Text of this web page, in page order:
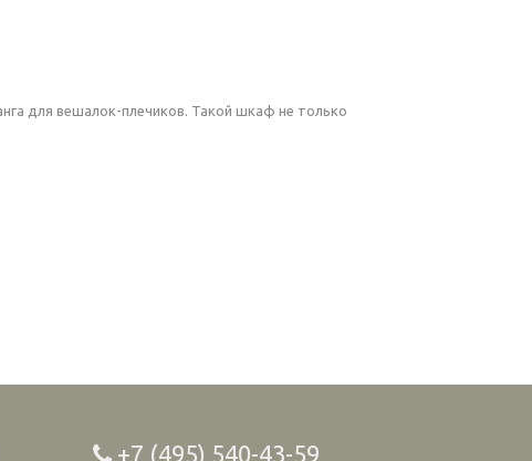
для вешалок-плечиков. Такой шкаф не только
+7 (495) 540-43-59